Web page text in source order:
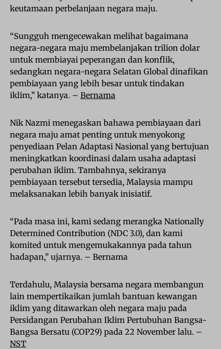
keutamaan perbelanjaan negara maju.
“Sungguh mengecewakan melihat bagaimana
negara-negara maju membelanjakan trilion dolar
untuk membiayai peperangan dan konflik,
sedangkan negara-negara Selatan Global dinafikan
pembiayaan yang lebih besar untuk tindakan
iklim,” katanya. – Bernama
Nik Nazmi menegaskan bahawa pembiayaan dari
negara maju amat penting untuk menyokong
penyediaan Pelan Adaptasi Nasional yang bertujuan
meningkatkan koordinasi dalam usaha adaptasi
perubahan iklim. Tambahnya, sekiranya
pembiayaan tersebut tersedia, Malaysia mampu
melaksanakan lebih banyak inisiatif.
“Pada masa ini, kami sedang merangka Nationally
Determined Contribution (NDC 3.0), dan kami
komited untuk mengemukakannya pada tahun
hadapan,” ujarnya. – Bernama
Terdahulu, Malaysia bersama negara membangun
lain mempertikaikan jumlah bantuan kewangan
iklim yang ditawarkan oleh negara maju pada
Persidangan Perubahan Iklim Pertubuhan Bangsa-
Bangsa Bersatu (COP29) pada 22 November lalu. –
NST